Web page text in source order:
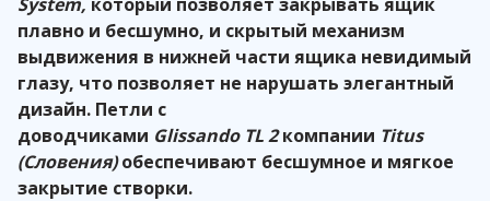
плавно и бесшумно, и скрытый механизм
выдвижения в нижней части ящика невидимый
глазу, что позволяет не нарушать элегантный
дизайн. Петли с
доводчиками Glissando TL2компании Titus
(Словения)обеспечивают бесшумное и мягкое
закрытие створки.